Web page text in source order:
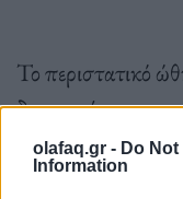
olafaq.gr - Do
Information
Το περιστατικό
δικαιωμάτων να
Βόρειας
μέρος σε